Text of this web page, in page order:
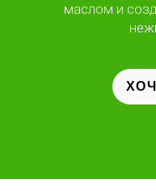
маслом и